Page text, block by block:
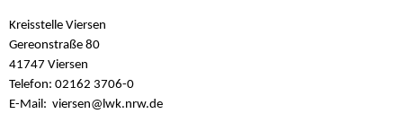
Kreisstelle Viersen
Gereonstraße 80
41747 Viersen
Telefon: 02162 3706-0
E-Mail: viersen@ lwk.nrw.de